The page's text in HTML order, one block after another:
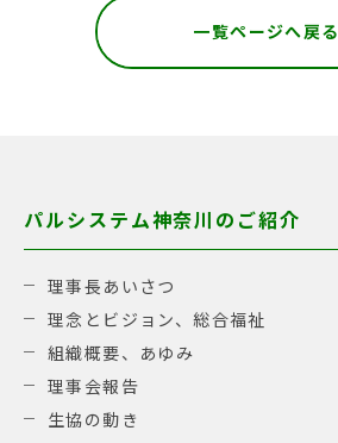
一覧ページへ戻る
パルシステム神奈川のご紹介
理事長あいさつ
理念とビジョン、総合福祉
組織概要、あゆみ
理事会報告
生協の動き